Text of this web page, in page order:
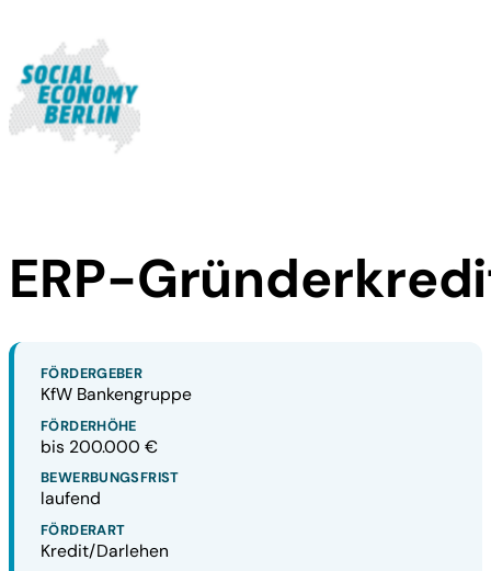
ERP-
FÖRDERGEBER
KfW Bankengruppe
FÖRDERHÖHE
bis 200.000 €
BEWERBUNGSFRIST
laufend
FÖRDERART
Kredit/Darlehen